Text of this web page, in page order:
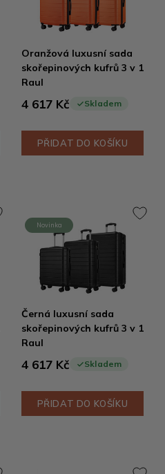
Oranžová luxusní sada
skořepinových kufrů 3 v 1
Raul
4 617 Kč Skladem
PŘIDAT DO KOŠÍKU
Novinka
Černá luxusní sada
skořepinových kufrů 3 v 1
Raul
4 617 Kč Skladem
PŘIDAT DO KOŠÍKU